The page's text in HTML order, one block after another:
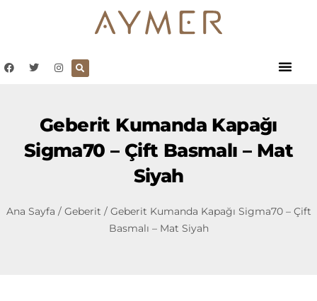
Geberit Kumanda Kapağı
Sigma70 – Çift Basmalı – Mat
Siyah
Ana Sayfa / Geberit / Geberit Kumanda Kapağı Sigma70 – Çift
Basmalı – Mat Siyah